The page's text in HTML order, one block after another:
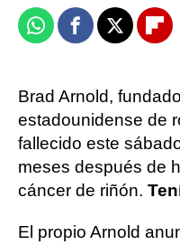
WhatsappFacebook
X
Brad Arnold,
estadounidense de
fallecido este
meses después de
cáncer de riñón.
El propio Arnold